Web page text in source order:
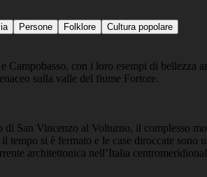
Persone Folklore
Cultura popolare
Campobasso, con i loro esempi di
sulla valle del fiume Fortore.
di San Vincenzo al Volturno, il complesso
tempo si è fermato e le case diroccate
architettonica nell’Italia